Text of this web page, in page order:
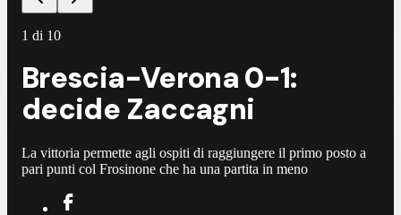
1 di 10
Brescia-Verona 0-1:
decide Zaccagni
La vittoria permette agli ospiti di raggiungere il primo posto a
pari punti col Frosinone che ha una partita in meno